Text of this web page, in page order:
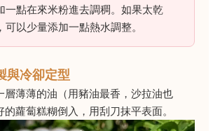
一點在來米粉進去調稠。如果太乾
可以少量添加一點熱水調整。
與冷卻定型
層薄薄的油（用豬油最香，沙拉油也
蘿蔔糕糊倒入，用刮刀抹平表面。